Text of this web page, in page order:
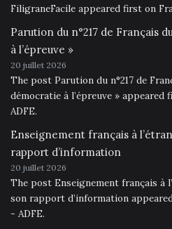
FiligraneFacile appeared first on
Parution du n°217 de Français
à l’épreuve »
20 juillet 2026
The post Parution du n°217 de
démocratie à l’épreuve »
ADFE.
Enseignement français à
rapport d’information
20 juillet 2026
The post Enseignement français à
son rapport d’information
- ADFE.